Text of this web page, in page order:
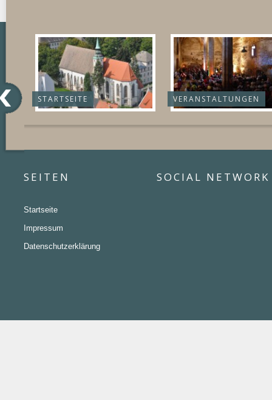
STARTSEITE VERANSTALTUNGEN
SEITEN
Startseite
Impressum
Datenschutzerklärung
SOCIAL NETWORK